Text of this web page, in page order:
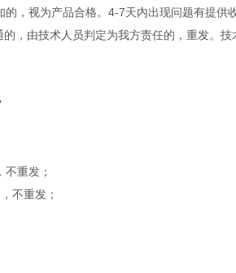
，视为产品合格。4-7天内出现问题有提供
，由技术人员判定为我方责任的，重发。
重发；
不重发；